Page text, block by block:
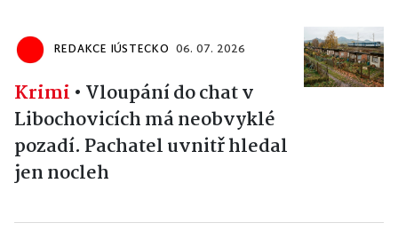
REDAKCE IÚSTECKO 06. 07. 2026
Krimi • Vloupání do chat v
Libochovicích má neobvyklé
pozadí. Pachatel uvnitř hledal
jen nocleh